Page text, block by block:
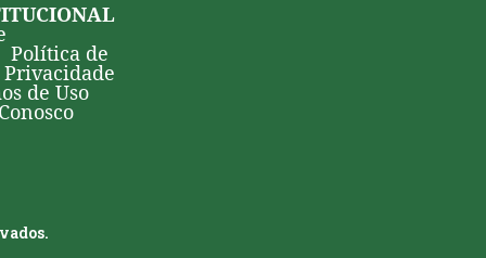
Política de
Privacidade
de Uso